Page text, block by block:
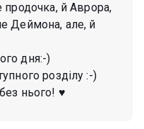
продочка, й Аврора,
Деймона, але, й
дня:-)
розділу :-)
нього! ♥️